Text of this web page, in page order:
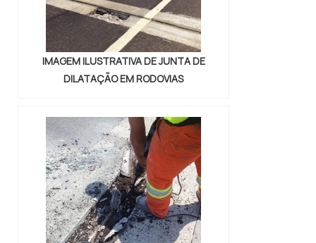
IMAGEM ILUSTRATIVA DE JUNTA DE
DILATAÇÃO EM RODOVIAS